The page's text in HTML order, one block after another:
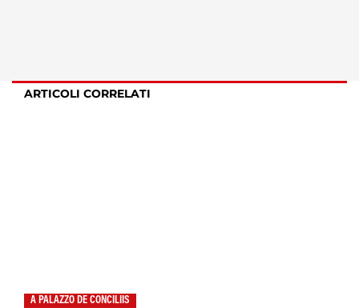
ARTICOLI CORRELATI
A PALAZZO DE CONCILIIS